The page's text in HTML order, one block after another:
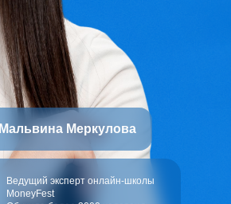
Ведущий эксперт онлайн-школы
MoneyFest
Мальвина Меркулова